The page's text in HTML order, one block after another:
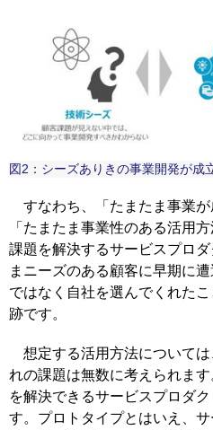
図2：シーズありきの事業開発が成
すなわち、「たまたま事業が
「たまたま事業性のある活用
課題を解決するサービスプロ
まニーズのある顧客に早期に
ではなく自社を選んでくれた
跡です。
想定する活用方法について
れの課題は無数に考えられま
を解決できるサービスプロダ
す。プロトタイプとはいえ、